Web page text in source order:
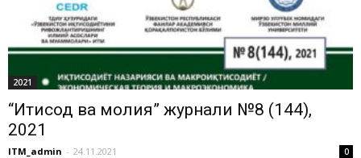
2021
“Иқтисод ва молия” журнали №8 (144),
2021
ITM_admin - 24.11.2021 0